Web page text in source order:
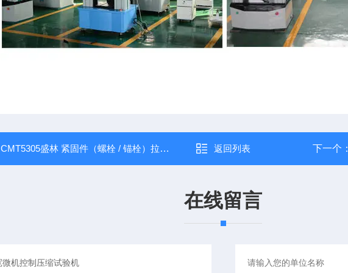
CMT5305盛林 紧固件（螺栓 / 锚栓）拉力试验机 返回列表 下一个：
在线留言